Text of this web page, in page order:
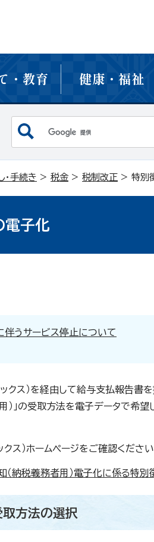
・教育 健康・福祉
・手続き > 税金 > 税制改正 > 特別
電子化
うサービス停止について
クス）を経由して給与支払報告書
）」の受取方法を電子データで希
ス）ホームページをご確認ください
納税義務者用）電子化に係る特
方法の選択